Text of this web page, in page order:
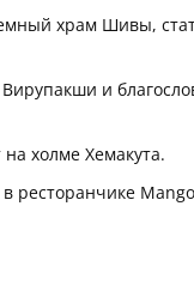
храм Шивы,
и
холме Хемакута.
ресторанчике